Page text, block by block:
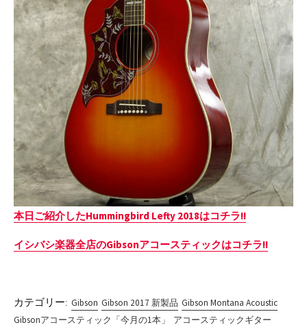
本日ご紹介したHummingbird Lefty 2018はコチラ!!
イシバシ楽器全店のGibsonアコースティックはコチラ!!
カテゴリー: Gibson Gibson 2017 新製品 Gibson Montana Acoustic
Gibsonアコースティック「今月の1本」
アコースティックギター